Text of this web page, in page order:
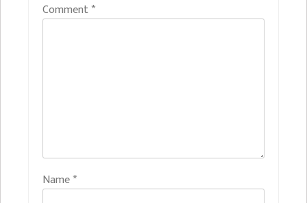
Comment*
Name*